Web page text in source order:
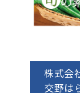
株式会
交野は